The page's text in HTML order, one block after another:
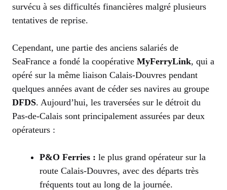
survécu à ses difficultés financières malgré plusieurs
tentatives de reprise.
Cependant, une partie des anciens salariés de
SeaFrance a fondé la coopérative MyFerryLink, qui a
opéré sur la même liaison Calais-Douvres pendant
quelques années avant de céder ses navires au groupe
DFDS. Aujourd’hui, les traversées sur le détroit du
Pas-de-Calais sont principalement assurées par deux
opérateurs :
P&O Ferries : le plus grand opérateur sur la
route Calais-Douvres, avec des départs très
fréquents tout au long de la journée.